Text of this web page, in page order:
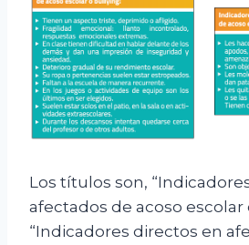
Los títulos son,
afectados de acoso escolar
“Indicadores directos en